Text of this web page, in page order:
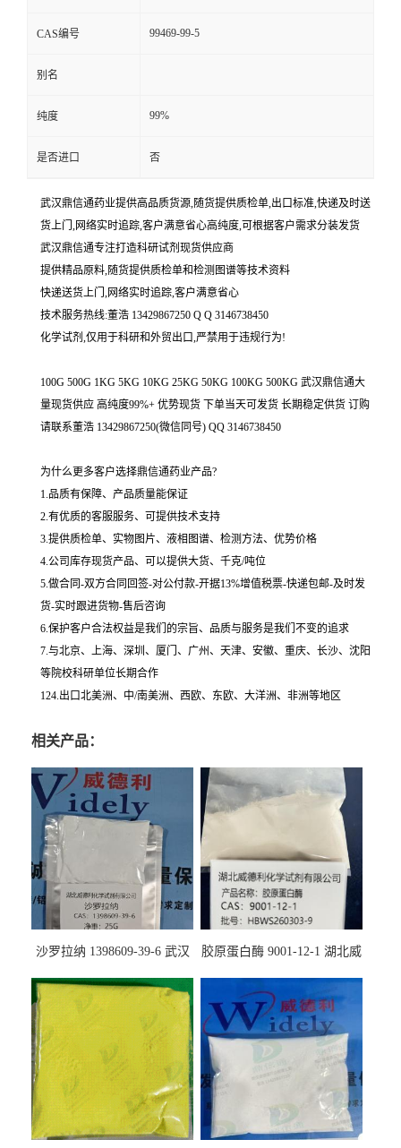
CAS编号 99469-99-5
别名
纯度 99%
是否进口 否
武汉鼎信通药业提供高品质货源,随货提供质检单,出口标准,快递及时送
货上门,网络实时追踪,客户满意省心高纯度,可根据客户需求分装发货
武汉鼎信通专注打造科研试剂现货供应商
提供精品原料,随货提供质检单和检测图谱等技术资料
快递送货上门,网络实时追踪,客户满意省心
技术服务热线:董浩 13429867250 Q Q 3146738450
化学试剂,仅用于科研和外贸出口,严禁用于违规行为!
100G 500G 1KG 5KG 10KG 25KG 50KG 100KG 500KG 武汉鼎信通大
量现货供应 高纯度99%+ 优势现货 下单当天可发货 长期稳定供货 订购
请联系董浩 13429867250(微信同号) QQ 3146738450
为什么更多客户选择鼎信通药业产品?
1.品质有保障、产品质量能保证
2.有优质的客服服务、可提供技术支持
3.提供质检单、实物图片、液相图谱、检测方法、优势价格
4.公司库存现货产品、可以提供大货、千克/吨位
5.做合同-双方合同回签-对公付款-开据13%增值税票-快递包邮-及时发
货-实时跟进货物-售后咨询
6.保护客户合法权益是我们的宗旨、品质与服务是我们不变的追求
7.与北京、上海、深圳、厦门、广州、天津、安徽、重庆、长沙、沈阳
等院校科研单位长期合作
124.出口北美洲、中/南美洲、西欧、东欧、大洋洲、非洲等地区
相关产品：
沙罗拉纳 1398609-39-6 武汉
胶原蛋白酶 9001-12-1 湖北威